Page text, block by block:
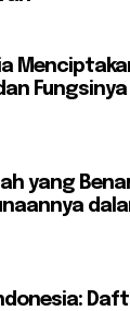
yang